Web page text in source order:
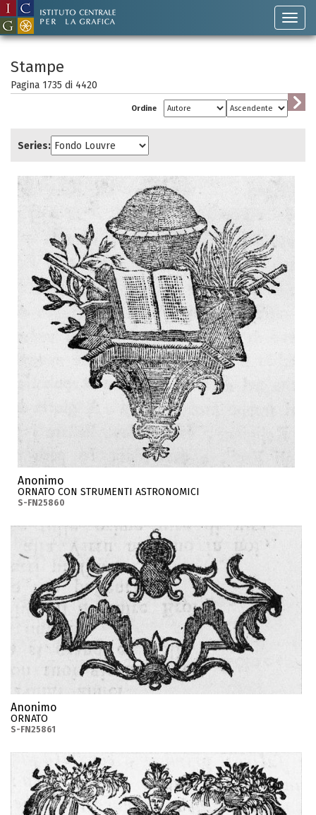
Stampe
Pagina 1735 di 4420
Ordine
Series:
Anonimo
ORNATO CON STRUMENTI ASTRONOMICI
S-FN25860
Anonimo
ORNATO
S-FN25861